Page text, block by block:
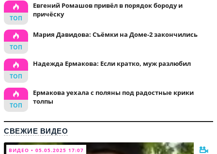
Евгений Ромашов привёл в порядок бороду и
причёску
Мария Давидова: Съёмки на Доме-2 закончились
Надежда Ермакова: Если кратко, муж разлюбил
Ермакова уехала с поляны под радостные крики
толпы
СВЕЖИЕ ВИДЕО
ВИДЕО • 05.05.2025 17:07